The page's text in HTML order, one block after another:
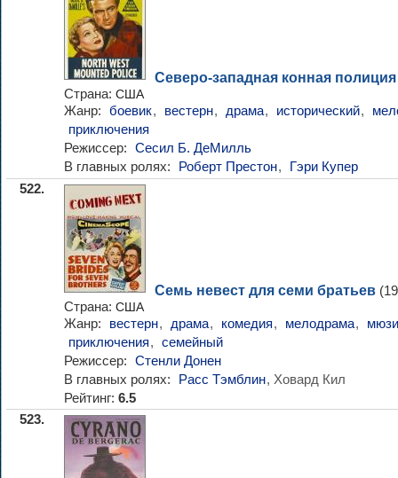
Северо-западная конная полиция
Страна: США
Жанр: боевик, вестерн, драма, исторический,
приключения
Режиссер: Сесил Б. ДеМилль
В главных ролях:
Роберт Престон, Гэри Купер
522.
Семь невест для семи братьев
Страна: США
Жанр: вестерн, драма, комедия, мелодрама,
приключения, семейный
Режиссер: Стенли Донен
В главных ролях:
Расс Тэмблин, Ховард Кил
Рейтинг: 6.5
523.